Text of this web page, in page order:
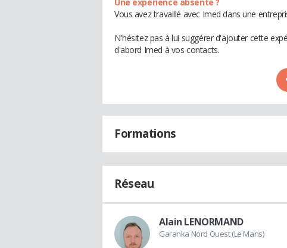
Une expérience absente ?
Vous avez travaillé avec Imed dans une
N'hésitez pas à lui suggérer d'ajouter cette
d'abord Imed à vos contacts.
Formations
Réseau
Alain LENORMAND
Garanka Nord Ouest (Le Mans)